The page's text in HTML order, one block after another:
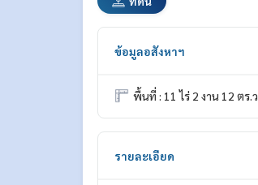
ข้อมูลอสังหาฯ
พื้นที่ : 11 ไร่ 2 งาน 12 ตร.ว.
รายละเอียด